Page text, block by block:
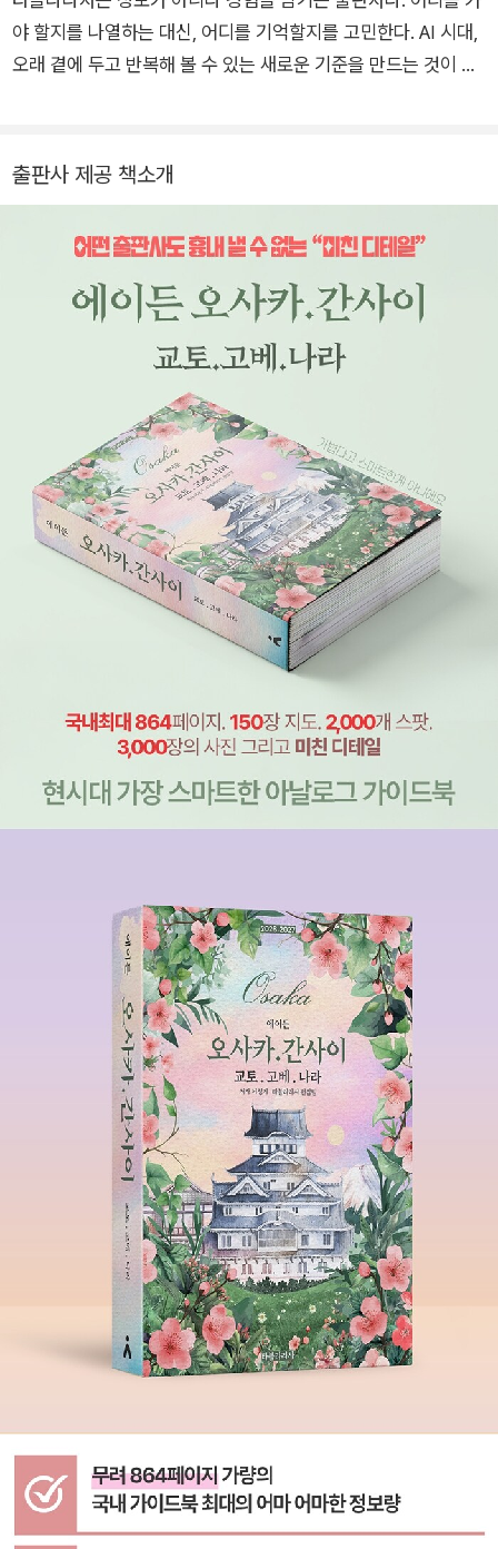
초다! 1958년 시라이시 요시아키가 아사히 맥주 공장의 컨베이
어 벨트에서 아이디어를 얻어, 최초의 회전초밥집을 오사카에 열
매일 공수되는 신선한 해산물. 대기줄이 있어도 회전율이 빠르다.
한국으로 치면 지하상가에 있는 매장으로 내부가 크지 않다. 가성
비 스시 맛집으로 인기.
대표 메뉴: 참치뱃살김말이 980엔 영업 시간: 11:00~22:00
2. 우오신스시 원조 부치 초밥 어신 본점
가성비 좋은 스시집으로 유명. 인근 직장인들에게는 스시 성지로
불린다. 초밥 위에 네타(재료)가 크고 실한 것이 인기비결!
텐진바시스지 상점가에 위치. 대표 메뉴: 구이 장어 스시 500엔
(2피스), 다랑어 대뱃살 스시 800엔(2피스) 운영 시간: 11:00~2
1:30 / 화요일 휴무
이드북과 『에이든 전국 여행지도』를 포함한 다양한 여행지도를
총괄 기획, 제작했다.
야 할지를 나열하는 대신, 어디를 기억할지를 고민한다. AI 시대,
오래 곁에 두고 반복해 볼 수 있는 새로운 기준을 만드는 것이 타
의 적정한 선을 찾는다. “미친 디테일”, “여행에 진심인 출판사.”
뜻한다. 세상에 없는 콘텐츠를 한 줄 한 줄, 하나씩 그려가고자 한
다. ‘Aiden’은 고대 아일랜드어로 ‘작은 불빛’이라는 뜻을 지녔다.
여행의 길을 환히 비춰주는 작은 빛이 될 것이다. 타블라라사 출
판사는 한국관광공사에서 관광벤처로 선정한 유일한 여행도서
출판사 제공 책소개